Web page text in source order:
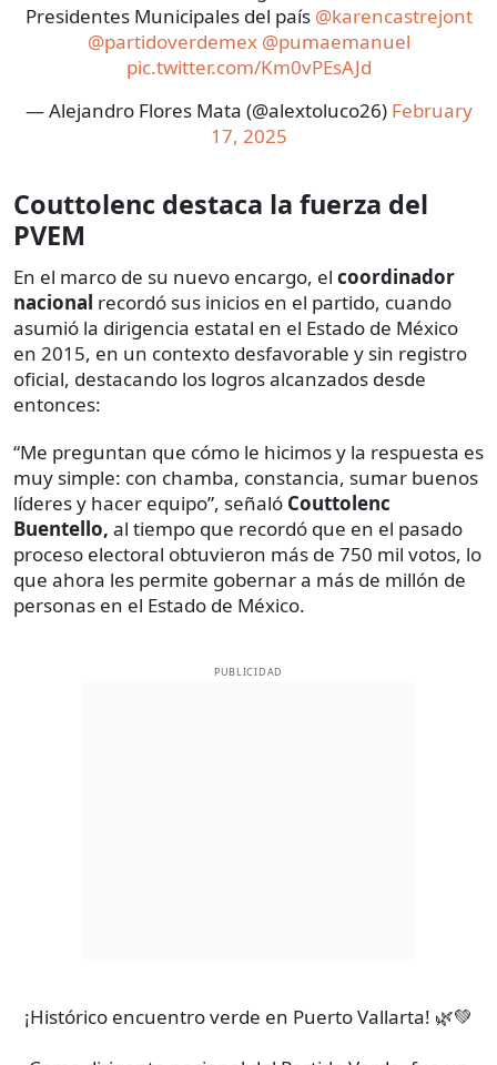
Presidentes Municipales del país @karencastrejont
@partidoverdemex @pumaemanuel
pic.twitter.com/Km0vPEsAJd
— Alejandro Flores Mata (@alextoluco26) February
17, 2025
Couttolenc destaca la fuerza del
PVEM
En el marco de su nuevo encargo, el coordinador
nacional recordó sus inicios en el partido, cuando
asumió la dirigencia estatal en el Estado de México
en 2015, en un contexto desfavorable y sin registro
oficial, destacando los logros alcanzados desde
entonces:
“Me preguntan que cómo le hicimos y la respuesta es
muy simple: con chamba, constancia, sumar buenos
líderes y hacer equipo”, señaló Couttolenc
Buentello, al tiempo que recordó que en el pasado
proceso electoral obtuvieron más de 750 mil votos, lo
que ahora les permite gobernar a más de millón de
personas en el Estado de México.
PUBLICIDAD
¡Histórico encuentro verde en Puerto Vallarta! 🌿💚